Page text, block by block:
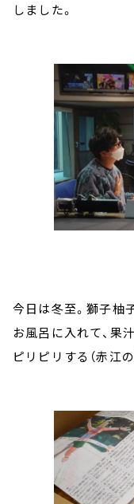
しました。
今日は冬至。獅子柚
お風呂に入れて、果
ピリピリする（赤江